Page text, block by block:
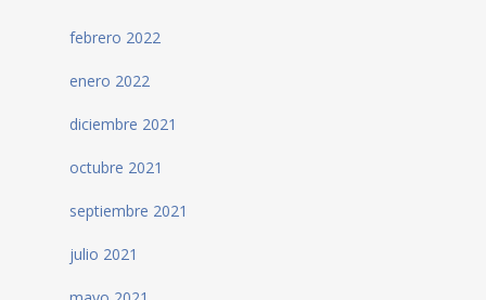
febrero 2022
enero 2022
diciembre 2021
octubre 2021
septiembre 2021
julio 2021